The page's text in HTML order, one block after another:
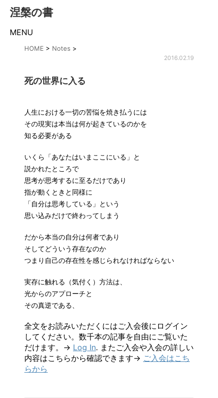
涅槃の書
MENU
HOME > Notes >
2016.02.19
死の世界に入る
人生における一切の苦悩を焼き払うには
その現実は本当は何が起きているのかを
知る必要がある
いくら「あなたはいまここにいる」と
説かれたところで
思考が思考するに至るだけであり
指が動くときと同様に
「自分は思考している」という
思い込みだけで終わってしまう
だから本当の自分は何者であり
そしてどういう存在なのか
つまり自己の存在性を感じられなければならない
実存に触れる（気付く）方法は、
光からのアプローチと
その真逆である、
全文をお読みいただくにはご入会後にログイン
してください。数千本の記事を自由にご覧いた
だけます。→ Log In. またご入会や入会の詳しい
内容はこちらから確認できます→ ご入会はこち
らから